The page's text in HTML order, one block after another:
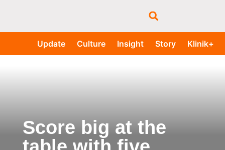
Update Culture Insight Story Klinik+
Score big at the